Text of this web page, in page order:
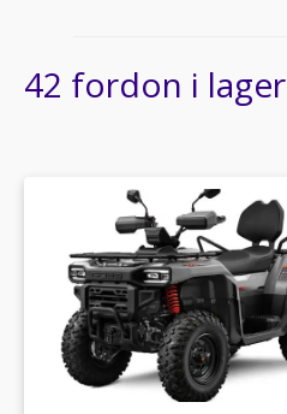
42 fordon i lager